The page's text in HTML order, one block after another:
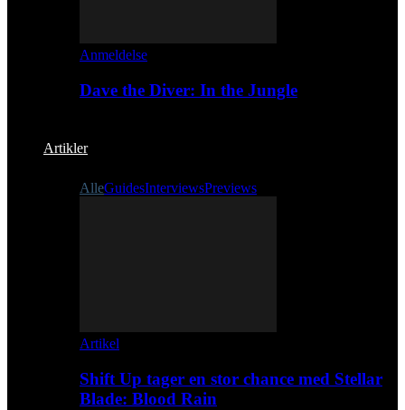
Anmeldelse
Dave the Diver: In the Jungle
Artikler
AlleGuidesInterviewsPreviews
Artikel
Shift Up tager en stor chance med Stellar
Blade: Blood Rain